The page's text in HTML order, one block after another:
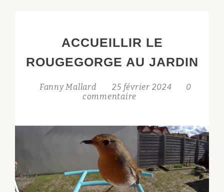
ACCUEILLIR LE
ROUGEGORGE AU JARDIN
Fanny Mallard 25 février 2024
0
commentaire